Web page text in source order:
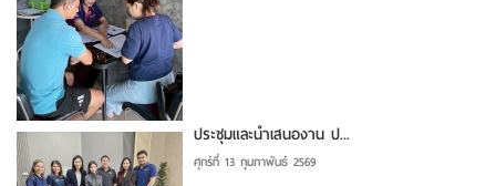
ประชุมและนำเสนองาน ป...
ศุกร์ที่ 13 กุมภาพันธ์ 2569